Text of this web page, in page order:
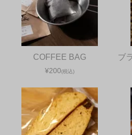
2煎目3煎目の勧め。の巻
これ、おコーヒーの話なんで
価高騰でスペシャルティコーヒ
上がってるじゃないですか。
COFFEE BAG
¥200(税込)
ブ